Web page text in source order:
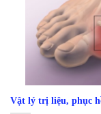
Vật lý trị liệu, phục